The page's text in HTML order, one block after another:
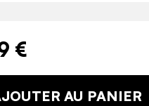
€
AU PANIER